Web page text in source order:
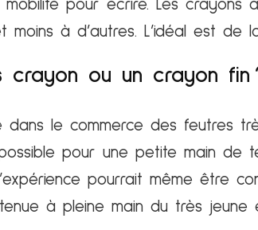
pour écrire. Les crayons
moins à d’autres. L’idéal est de
crayon ou un crayon fin
dans le commerce des feutres
pour une petite main de
pourrait même être
à pleine main du très jeune